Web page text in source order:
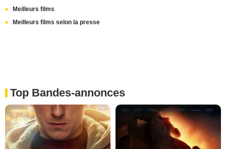
Meilleurs films
Meilleurs films selon la presse
Top Bandes-annonces